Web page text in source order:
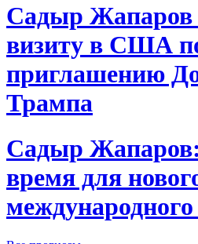
Садыр Жапаров
визиту в США
приглашению
Трампа
Садыр
время для
международного